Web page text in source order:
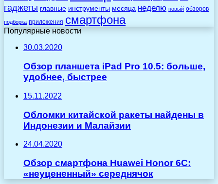
гаджеты главные инструменты месяца неделю новый обзоров
подборка приложения смартфона
Популярные новости
30.03.2020
Обзор планшета iPad Pro 10.5: больше,
удобнее, быстрее
15.11.2022
Обломки китайской ракеты найдены в
Индонезии и Малайзии
24.04.2020
Обзор смартфона Huawei Honor 6C:
«неуцененный» середнячок